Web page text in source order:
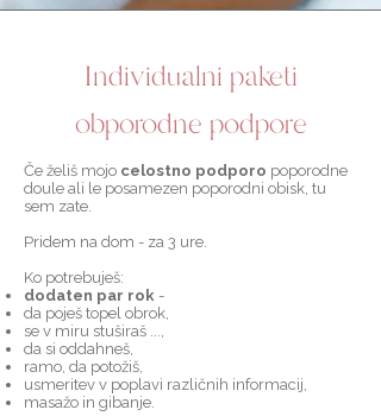
Individualni paketi
obporodne podpore
Če želiš mojo celostno podporo poporodne
doule ali le posamezen poporodni obisk, tu
sem zate.
Pridem na dom - za 3 ure.
Ko potrebuješ:
dodaten par rok -
da poješ topel obrok,
se v miru stuširaš ...,
da si oddahneš,
ramo, da potožiš,
usmeritev v poplavi različnih informacij,
masažo in gibanje.